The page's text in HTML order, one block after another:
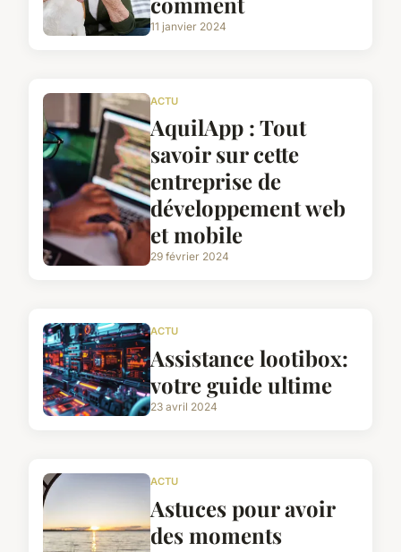
11 janvier 2024
ACTU
AquilApp : Tout
savoir sur cette
entreprise de
développement web
et mobile
29 février 2024
ACTU
Assistance lootibox:
votre guide ultime
23 avril 2024
ACTU
Astuces pour avoir
des moments